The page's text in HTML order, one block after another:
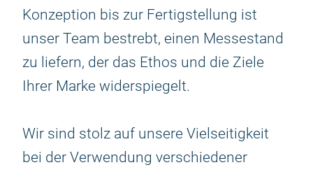
Konzeption bis zur Fertigstellung ist
unser Team bestrebt, einen Messestand
zu liefern, der das Ethos und die Ziele
Ihrer Marke widerspiegelt.
Wir sind stolz auf unsere Vielseitigkeit
bei der Verwendung verschiedener